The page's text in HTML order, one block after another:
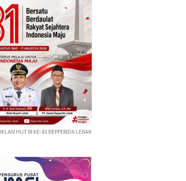
IKLAN HUT RI KE-81 BEPPERIDA LEBAK